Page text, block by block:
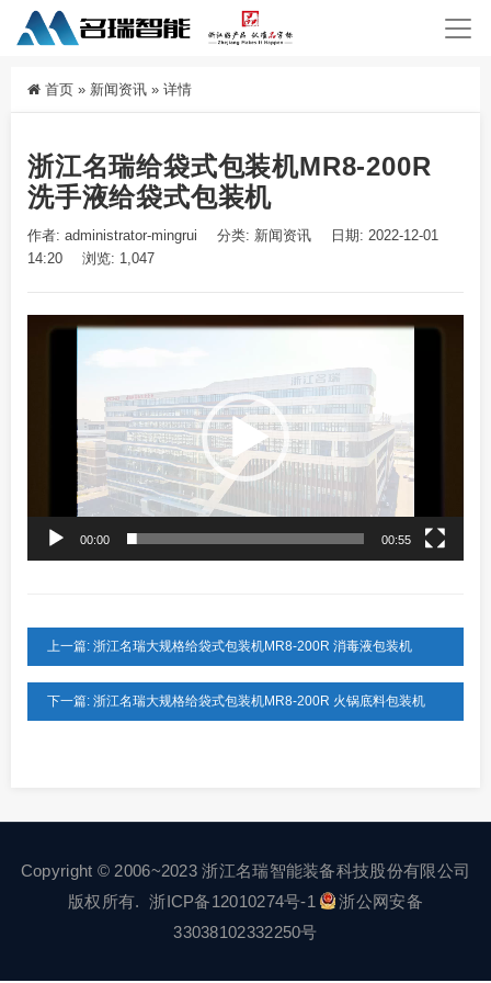
首页 » 新闻资讯 » 详情
浙江名瑞给袋式包装机MR8-200R
洗手液给袋式包装机
作者: administrator-mingrui 分类: 新闻资讯
日期: 2022-12-01
14:20
浏览: 1,047
00:00 00:55
上一篇: 浙江名瑞大规格给袋式包装机MR8-200R 消毒液包装机
下一篇: 浙江名瑞大规格给袋式包装机MR8-200R 火锅底料包装机
Copyright © 2006~2023 浙江名瑞智能装备科技股份有限公司
版权所有.浙ICP备12010274号-1
浙公网安备
33038102332250号